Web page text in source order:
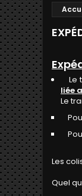
Le
liée
Le
Les
Quel